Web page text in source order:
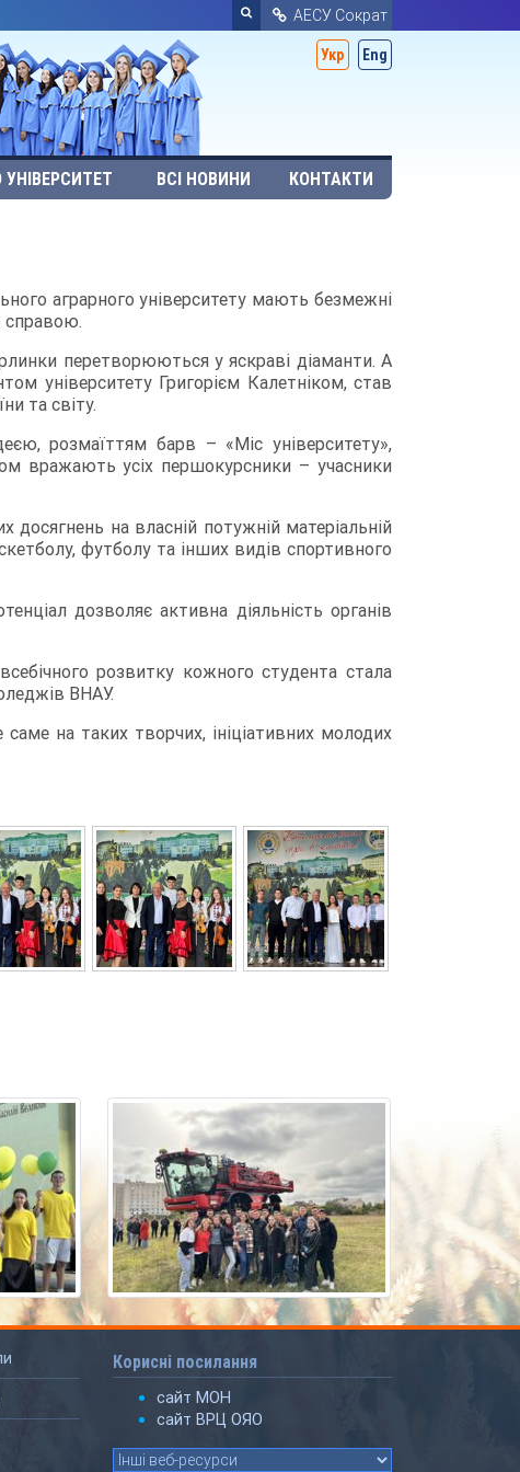
АЕСУ Сократ
Укр Eng
УНІВЕРСИТЕТ ВСІ НОВИНИ КОНТАКТИ
аграрного університету мають безмежні
справою.
перетворюються у яскраві діаманти. А
університету Григорієм Калетніком, став
та світу.
розмаїттям барв ­­– «Міс університету»,
вражають усіх першокурсники – учасники
на власній потужній матеріальній
футболу та інших видів спортивного
дозволяє активна діяльність органів
розвитку кожного студента стала
ВНАУ.
на таких творчих, ініціативних молодих
Корисні посилання
сайт МОН
сайт ВРЦ ОЯО